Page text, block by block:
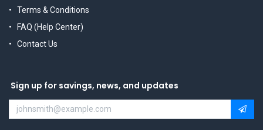
Terms & Conditions
FAQ (Help Center)
Contact Us
Sign up for savings, news, and updates